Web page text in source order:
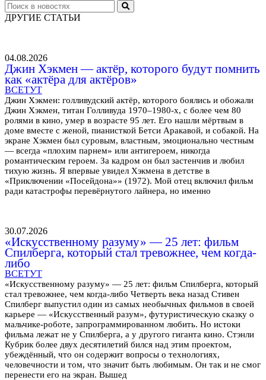
ДРУГИЕ СТАТЬИ
04.08.2026
Джин Хэкмен — актёр, которого будут помнить
как «актёра для актёров»
ВСЕТУТ
Джин Хэкмен: голливудский актёр, которого боялись и обожали
Джин Хэкмен, титан Голливуда 1970–1980-х, с более чем 80
ролями в кино, умер в возрасте 95 лет. Его нашли мёртвым в
доме вместе с женой, пианисткой Бетси Аракавой, и собакой. На
экране Хэкмен был суровым, властным, эмоционально честным
— всегда «плохим парнем» или антигероем, никогда
романтическим героем. За кадром он был застенчив и любил
тихую жизнь. Я впервые увидел Хэкмена в детстве в
«Приключении «Посейдона»» (1972). Мой отец включил фильм
ради катастрофы перевёрнутого лайнера, но именно
30.07.2026
«Искусственному разуму» — 25 лет: фильм
Спилберга, который стал тревожнее, чем когда-
либо
ВСЕТУТ
«Искусственному разуму» — 25 лет: фильм Спилберга, который
стал тревожнее, чем когда-либо Четверть века назад Стивен
Спилберг выпустил один из самых необычных фильмов в своей
карьере — «Искусственный разум», футуристическую сказку о
мальчике-роботе, запрограммированном любить. Но истоки
фильма лежат не у Спилберга, а у другого гиганта кино. Стэнли
Кубрик более двух десятилетий бился над этим проектом,
убеждённый, что он содержит вопросы о технологиях,
человечности и том, что значит быть любимым. Он так и не смог
перенести его на экран. Вышед